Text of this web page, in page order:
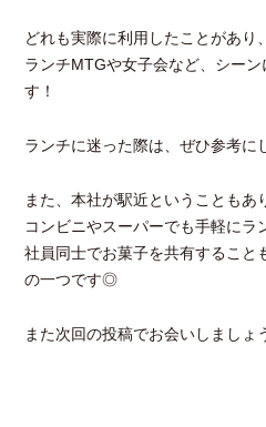
どれも実際に利用したことがあり、
ランチMTGや女子会など、シー
す！
ランチに迷った際は、ぜひ参考に
また、本社が駅近ということもあ
コンビニやスーパーでも手軽にラ
社員同士でお菓子を共有すること
の一つです◎
また次回の投稿でお会いしましょ